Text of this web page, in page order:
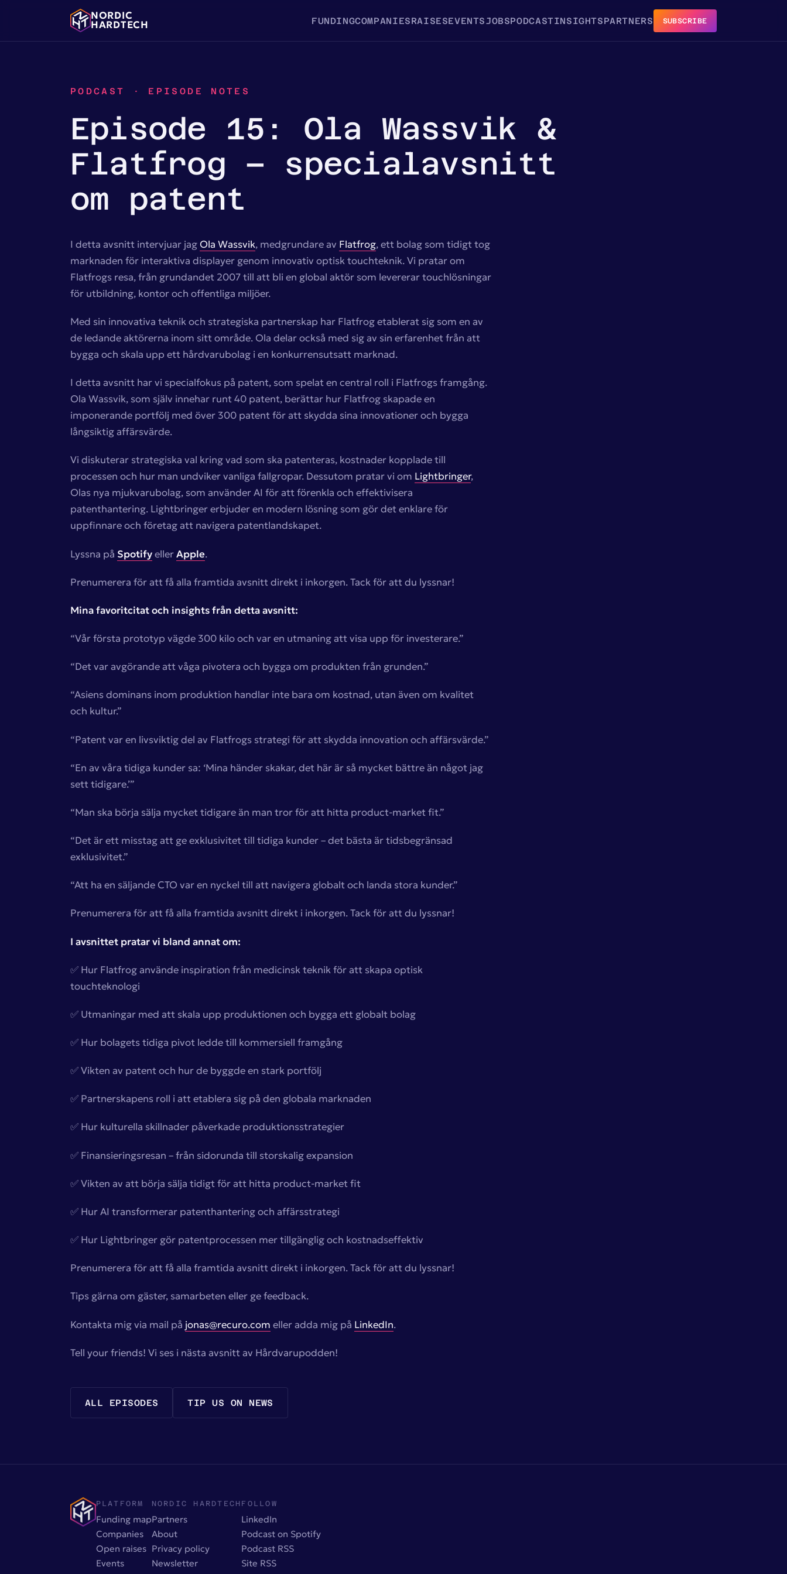
NORDIC
HARDTECH FUNDINGCOMPANIESRAISESEVENTSJOBSPODCASTINSIGHTSPARTNERS SUBSCRIBE
PODCAST · EPISODE NOTES
Episode 15: Ola Wassvik &
Flatfrog – specialavsnitt
om patent
I detta avsnitt intervjuar jagOla Wassvik, medgrundare av Flatfrog, ett bolag som tidigt tog
marknaden för interaktiva displayer genom innovativ optisk touchteknik. Vi pratar om
Flatfrogs resa, från grundandet 2007 till att bli en global aktör som levererar touchlösningar
för utbildning, kontor och offentliga miljöer.
Med sin innovativa teknik och strategiska partnerskap har Flatfrog etablerat sig som en av
de ledande aktörerna inom sitt område. Ola delar också med sig av sin erfarenhet från att
bygga och skala upp ett hårdvarubolag i en konkurrensutsatt marknad.
I detta avsnitt har vi specialfokus på patent, som spelat en central roll i Flatfrogs framgång.
Ola Wassvik, som själv innehar runt 40 patent, berättar hur Flatfrog skapade en
imponerande portfölj med över 300 patent för att skydda sina innovationer och bygga
långsiktig affärsvärde.
Vi diskuterar strategiska val kring vad som ska patenteras, kostnader kopplade till
processen och hur man undviker vanliga fallgropar. Dessutom pratar vi om Lightbringer,
Olas nya mjukvarubolag, som använder AI för att förenkla och effektivisera
patenthantering. Lightbringer erbjuder en modern lösning som gör det enklare för
uppfinnare och företag att navigera patentlandskapet.
Lyssna på SpotifyellerApple.
Prenumerera för att få alla framtida avsnitt direkt i inkorgen. Tack för att du lyssnar!
Mina favoritcitat och insights från detta avsnitt:
“Vår första prototyp vägde 300 kilo och var en utmaning att visa upp för investerare.”
“Det var avgörande att våga pivotera och bygga om produkten från grunden.”
“Asiens dominans inom produktion handlar inte bara om kostnad, utan även om kvalitet
och kultur.”
“Patent var en livsviktig del av Flatfrogs strategi för att skydda innovation och affärsvärde.”
“En av våra tidiga kunder sa: ‘Mina händer skakar, det här är så mycket bättre än något jag
sett tidigare.’”
“Man ska börja sälja mycket tidigare än man tror för att hitta product-market fit.”
“Det är ett misstag att ge exklusivitet till tidiga kunder – det bästa är tidsbegränsad
exklusivitet.”
“Att ha en säljande CTO var en nyckel till att navigera globalt och landa stora kunder.”
Prenumerera för att få alla framtida avsnitt direkt i inkorgen. Tack för att du lyssnar!
I avsnittet pratar vi bland annat om:
✅ Hur Flatfrog använde inspiration från medicinsk teknik för att skapa optisk
touchteknologi
✅ Utmaningar med att skala upp produktionen och bygga ett globalt bolag
✅ Hur bolagets tidiga pivot ledde till kommersiell framgång
✅ Vikten av patent och hur de byggde en stark portfölj
✅ Partnerskapens roll i att etablera sig på den globala marknaden
✅ Hur kulturella skillnader påverkade produktionsstrategier
✅ Finansieringsresan – från sidorunda till storskalig expansion
✅ Vikten av att börja sälja tidigt för att hitta product-market fit
✅ Hur AI transformerar patenthantering och affärsstrategi
✅ Hur Lightbringer gör patentprocessen mer tillgänglig och kostnadseffektiv
Prenumerera för att få alla framtida avsnitt direkt i inkorgen. Tack för att du lyssnar!
Tips gärna om gäster, samarbeten eller ge feedback.
Kontakta mig via mail på jonas@recuro.com eller adda mig på LinkedIn.
Tell your friends! Vi ses i nästa avsnitt av Hårdvarupodden!
ALL EPISODES TIP US ON NEWS
PLATFORM
Funding map
Companies
Open raises
Events
NORDIC HARDTECH
Partners
About
Privacy policy
Newsletter
FOLLOW
LinkedIn
Podcast on Spotify
Podcast RSS
Site RSS